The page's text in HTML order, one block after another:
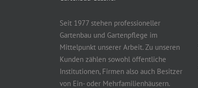
Seit 1977 stehen professioneller
Gartenbau und Gartenpflege im
Mittelpunkt unserer Arbeit. Zu unseren
Kunden zählen sowohl öffentliche
Institutionen, Firmen also auch Besitzer
von Ein- oder Mehrfamilienhäusern.